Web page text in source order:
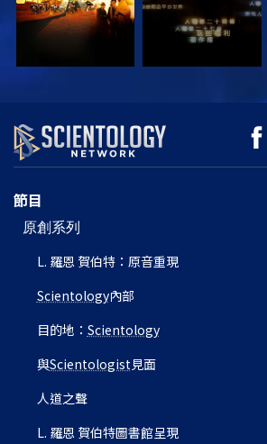
觀看
節目
原創系列
L. 羅恩 賀伯特：原音重現
Scientology內部
目的地： Scientology
與Scientologist見面
人道之聲
L. 羅恩 賀伯特圖書館呈現